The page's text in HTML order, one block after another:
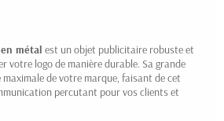
métal est un objet publicitaire robuste et
votre logo de manière durable. Sa grande
de votre marque, faisant de cet
percutant pour vos clients et